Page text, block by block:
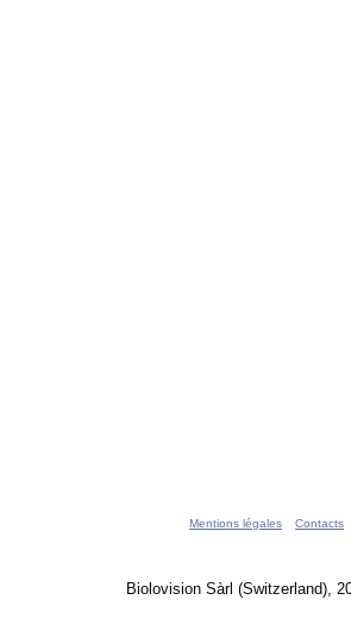
Mentions légales Contacts
Biolovision Sàrl (Switzerland),